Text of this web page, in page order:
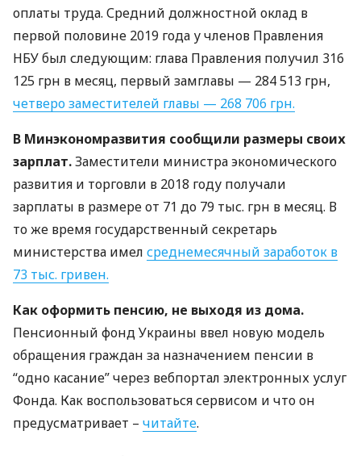
оплаты труда. Средний должностной оклад в
первой половине 2019 года у членов Правления
НБУбыл следующим: глава Правления получил 316
125 грн в месяц, первый замглавы — 284 513 грн,
четверо заместителей главы — 268 706 грн.
В Минэкономразвития сообщили размеры своих
зарплат.Заместители министра экономического
развития и торговли в 2018 году получали
зарплаты в размере от 71 до 79 тыс. грн в месяц. В
то же время государственный секретарь
министерства имел среднемесячный заработок в
73 тыс. гривен.
Как оформить пенсию, не выходя из дома.
Пенсионный фонд Украины ввел новую модель
обращения граждан за назначением пенсии в
“одно касание” через вебпортал электронных услуг
Фонда. Как воспользоваться сервисом и что он
предусматривает – читайте.